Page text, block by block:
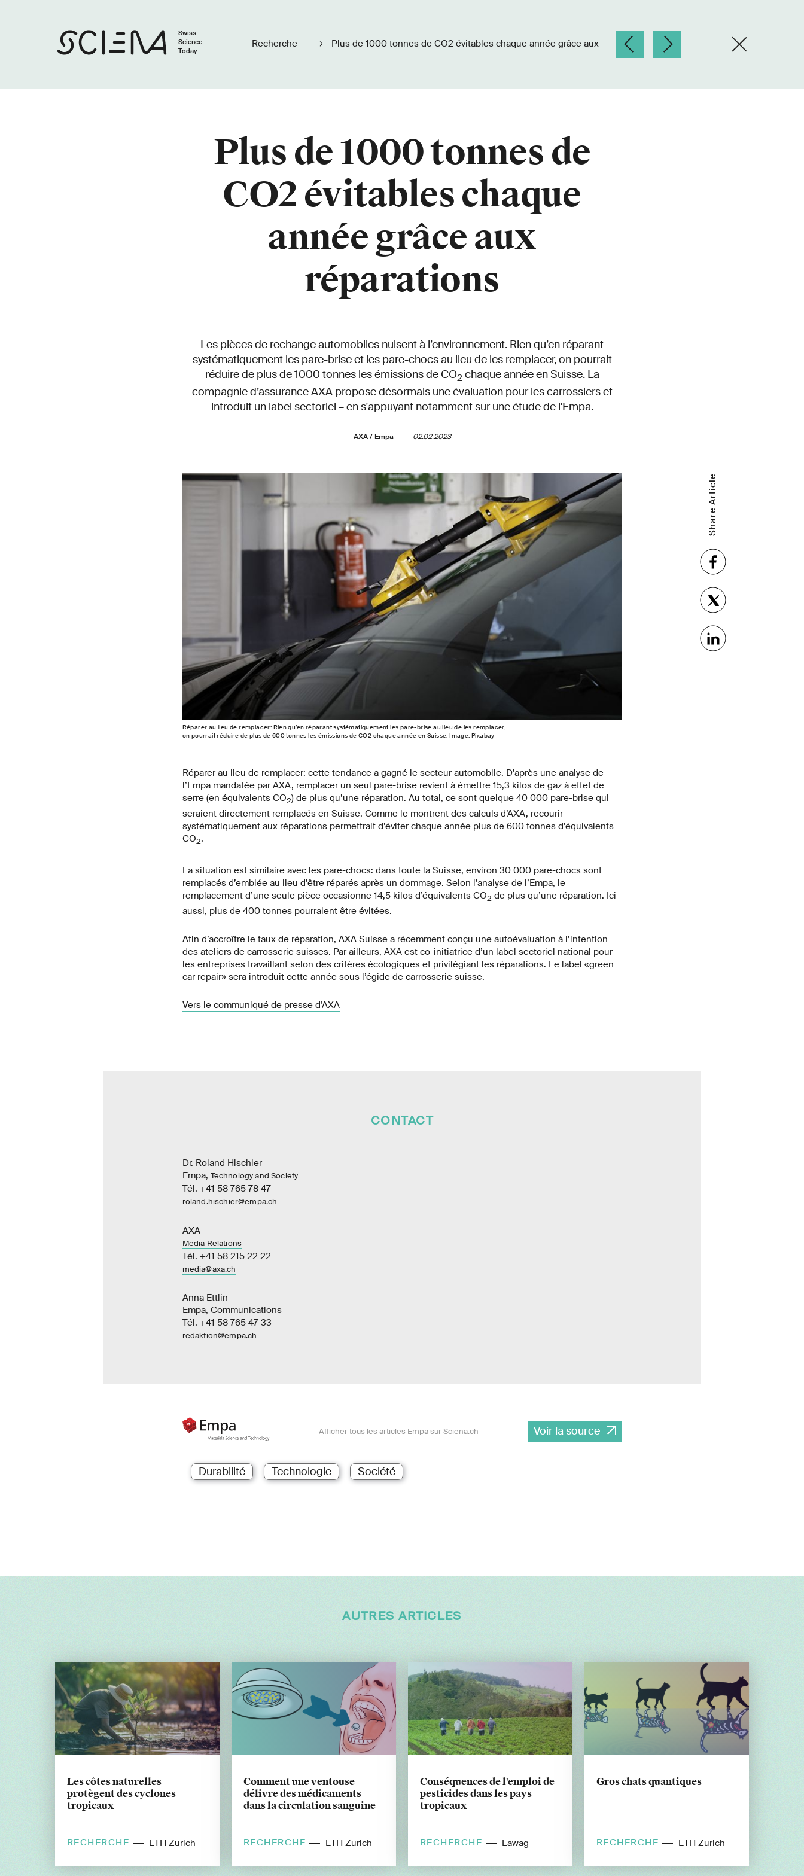
Swiss
Science
Today
Recherche
Plus de 1000 tonnes de
CO2 évitables chaque
année grâce aux
réparations
Les pièces de rechange automobiles nuisent à l’environnement. Rien qu’en réparant
systématiquement les pare-brise et les pare-chocs au lieu de les remplacer, on pourrait
réduire de plus de 1000 tonnes les émissions de CO2 chaque année en Suisse. La
compagnie d’assurance AXA propose désormais une évaluation pour les carrossiers et
introduit un label sectoriel – en s'appuyant notamment sur une étude de l'Empa.
AXA / Empa 02.02.2023
Réparer au lieu de remplacer: Rien qu’en réparant systématiquement les pare-brise au lieu de les remplacer,
on pourrait réduire de plus de 600 tonnes les émissions de CO2 chaque année en Suisse. Image: Pixabay
Share Article
Réparer au lieu de remplacer: cette tendance a gagné le secteur automobile. D’après une analyse de
l’Empa mandatée par AXA, remplacer un seul pare-brise revient à émettre 15,3 kilos de gaz à effet de
serre (en équivalents CO2) de plus qu’une réparation. Au total, ce sont quelque 40 000 pare-brise qui
seraient directement remplacés en Suisse. Comme le montrent des calculs d’AXA, recourir
systématiquement aux réparations permettrait d’éviter chaque année plus de 600 tonnes d’équivalents
CO2.
La situation est similaire avec les pare-chocs: dans toute la Suisse, environ 30 000 pare-chocs sont
remplacés d’emblée au lieu d’être réparés après un dommage. Selon l’analyse de l’Empa, le
remplacement d’une seule pièce occasionne 14,5 kilos d’équivalents CO2 de plus qu’une réparation. Ici
aussi, plus de 400 tonnes pourraient être évitées.
Afin d’accroître le taux de réparation, AXA Suisse a récemment conçu une autoévaluation à l’intention
des ateliers de carrosserie suisses. Par ailleurs, AXA est co-initiatrice d’un label sectoriel national pour
les entreprises travaillant selon des critères écologiques et privilégiant les réparations. Le label «green
car repair» sera introduit cette année sous l’égide de carrosserie suisse.
Vers le communiqué de presse d'AXA
CONTACT
Dr. Roland Hischier
Empa, Technology and Society
Tél. +41 58 765 78 47
roland.hischier@empa.ch
AXA
Media Relations
Tél. +41 58 215 22 22
media@axa.ch
Anna Ettlin
Empa, Communications
Tél. +41 58 765 47 33
redaktion@empa.ch
Afficher tous les articles Empa sur Sciena.ch Voir la source
Durabilité Technologie Société
AUTRES ARTICLES
Les côtes naturelles
protègent des cyclones
tropicaux
RECHERCHE ETH Zurich
Comment une ventouse
délivre des médicaments
dans la circulation sanguine
RECHERCHE ETH Zurich
Conséquences de l'emploi de
pesticides dans les pays
tropicaux
RECHERCHE Eawag
Gros chats quantiques
RECHERCHE ETH Zurich